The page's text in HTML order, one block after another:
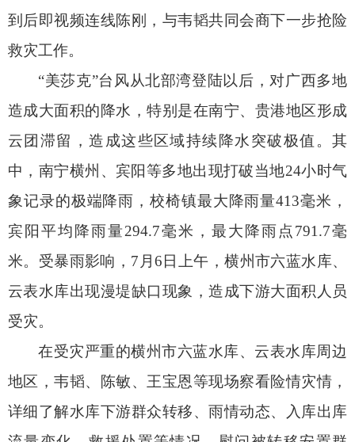
到后即视频连线陈刚，与韦韬共同会商下一步抢险
救灾工作。
“美莎克”台风从北部湾登陆以后，对广西多地
造成大面积的降水，特别是在南宁、贵港地区形成
云团滞留，造成这些区域持续降水突破极值。其
中，南宁横州、宾阳等多地出现打破当地24小时气
象记录的极端降雨，校椅镇最大降雨量413毫米，
宾阳平均降雨量294.7毫米，最大降雨点791.7毫
米。受暴雨影响，7月6日上午，横州市六蓝水库、
云表水库出现漫堤缺口现象，造成下游大面积人员
受灾。
在受灾严重的横州市六蓝水库、云表水库周边
地区，韦韬、陈敏、王宝恩等现场察看险情灾情，
详细了解水库下游群众转移、雨情动态、入库出库